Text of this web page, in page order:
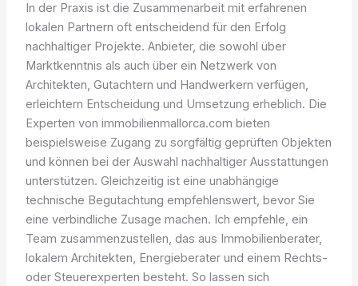
In der Praxis ist die Zusammenarbeit mit erfahrenen
lokalen Partnern oft entscheidend für den Erfolg
nachhaltiger Projekte. Anbieter, die sowohl über
Marktkenntnis als auch über ein Netzwerk von
Architekten, Gutachtern und Handwerkern verfügen,
erleichtern Entscheidung und Umsetzung erheblich. Die
Experten von immobilienmallorca.com bieten
beispielsweise Zugang zu sorgfältig geprüften Objekten
und können bei der Auswahl nachhaltiger Ausstattungen
unterstützen. Gleichzeitig ist eine unabhängige
technische Begutachtung empfehlenswert, bevor Sie
eine verbindliche Zusage machen. Ich empfehle, ein
Team zusammenzustellen, das aus Immobilienberater,
lokalem Architekten, Energieberater und einem Rechts-
oder Steuerexperten besteht. So lassen sich